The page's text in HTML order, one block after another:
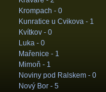
Krompach - 0
Kunratice u Cvikova - 1
Kvítkov - 0
Luka - 0
Mařenice - 1
Mimoň - 1
Noviny pod Ralskem - 0
Nový Bor - 5